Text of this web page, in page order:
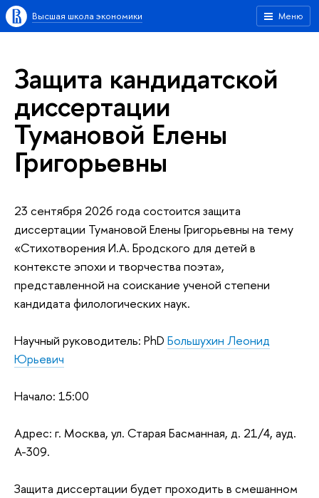
Меню
Высшая школа экономики
Защита кандидатской
диссертации
Тумановой Елены
Григорьевны
23 сентября 2026 года состоится защита
диссертации Тумановой Елены Григорьевны на тему
«Стихотворения И.А. Бродского для детей в
контексте эпохи и творчества поэта»,
представленной на соискание ученой степени
кандидата филологических наук.
Научный руководитель: PhD Большухин Леонид
Юрьевич
Начало: 15:00
Адрес: г. Москва, ул. Старая Басманная, д. 21/4, ауд.
А-309.
Защита диссертации будет проходить в смешанном